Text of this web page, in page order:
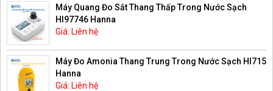
Máy Quang Đo Sắt Thang Thấp Trong Nước Sạch
HI97746 Hanna
Giá: Liên hệ
Máy Đo Amonia Thang Trung Trong Nước Sạch HI715
Hanna
Giá: Liên hệ